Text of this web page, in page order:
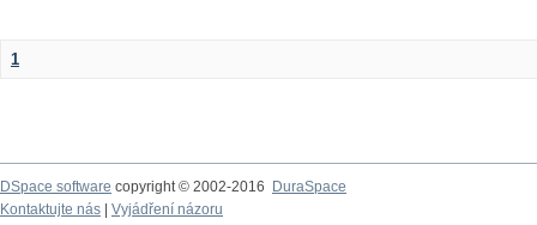
1
DSpace software copyright © 2002-2016
DuraSpace
Kontaktujte nás
Vyjádření názoru